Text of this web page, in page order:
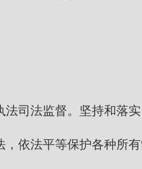
法司法监督。坚持和落
，依法平等保护各种所